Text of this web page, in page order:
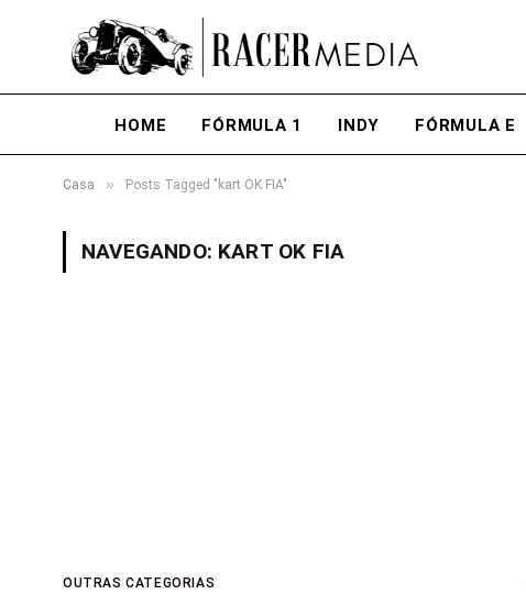
HOME FÓRMULA 1 INDY FÓRMULA E
Casa » Posts Tagged "kart OK FIA"
NAVEGANDO: KART OK FIA
OUTRAS CATEGORIAS